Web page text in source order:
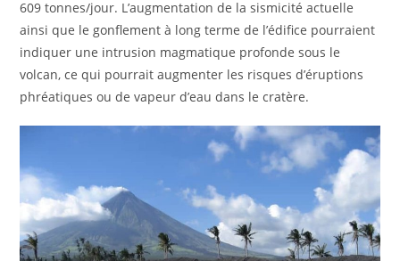
609 tonnes/jour. L’augmentation de la sismicité actuelle
ainsi que le gonflement à long terme de l’édifice pourraient
indiquer une intrusion magmatique profonde sous le
volcan, ce qui pourrait augmenter les risques d’éruptions
phréatiques ou de vapeur d’eau dans le cratère.